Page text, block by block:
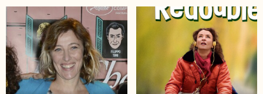
du Film International de Venise, la Mostra, le 5
septembre 2018.